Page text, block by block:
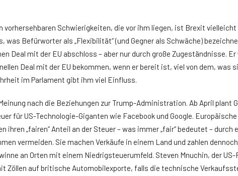
vorhersehbaren Schwierigkeiten, die vor ihm liegen, ist Brexit
was Befürworter als „Flexibilität“ (und Gegner als Schwäche)
Deal mit der EU abschloss – aber nur durch große Zugeständnisse.
Deal mit der EU bekommen, wenn er bereit ist, viel von dem, was
im Parlament gibt ihm viel Einfluss.
nach die Beziehungen zur Trump-Administration. Ab April plant
für US-Technologie-Giganten wie Facebook und Google.
ihren „fairen“ Anteil an der Steuer – was immer „fair“ bedeutet – durch
vermeiden. Sie machen Verkäufe in einem Land und zahlen
an Orten mit einem Niedrigsteuerumfeld. Steven Mnuchin, der
Zöllen auf britische Automobilexporte, falls die technische